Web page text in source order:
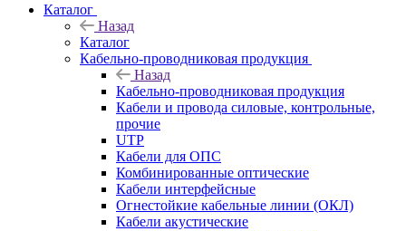
Каталог
Назад
Каталог
Кабельно-проводниковая продукция
Назад
Кабельно-проводниковая продукция
Кабели и провода силовые, контрольные,
прочие
UTP
Кабели для ОПС
Комбинированные оптические
Кабели интерфейсные
Огнестойкие кабельные линии (ОКЛ)
Кабели акустические